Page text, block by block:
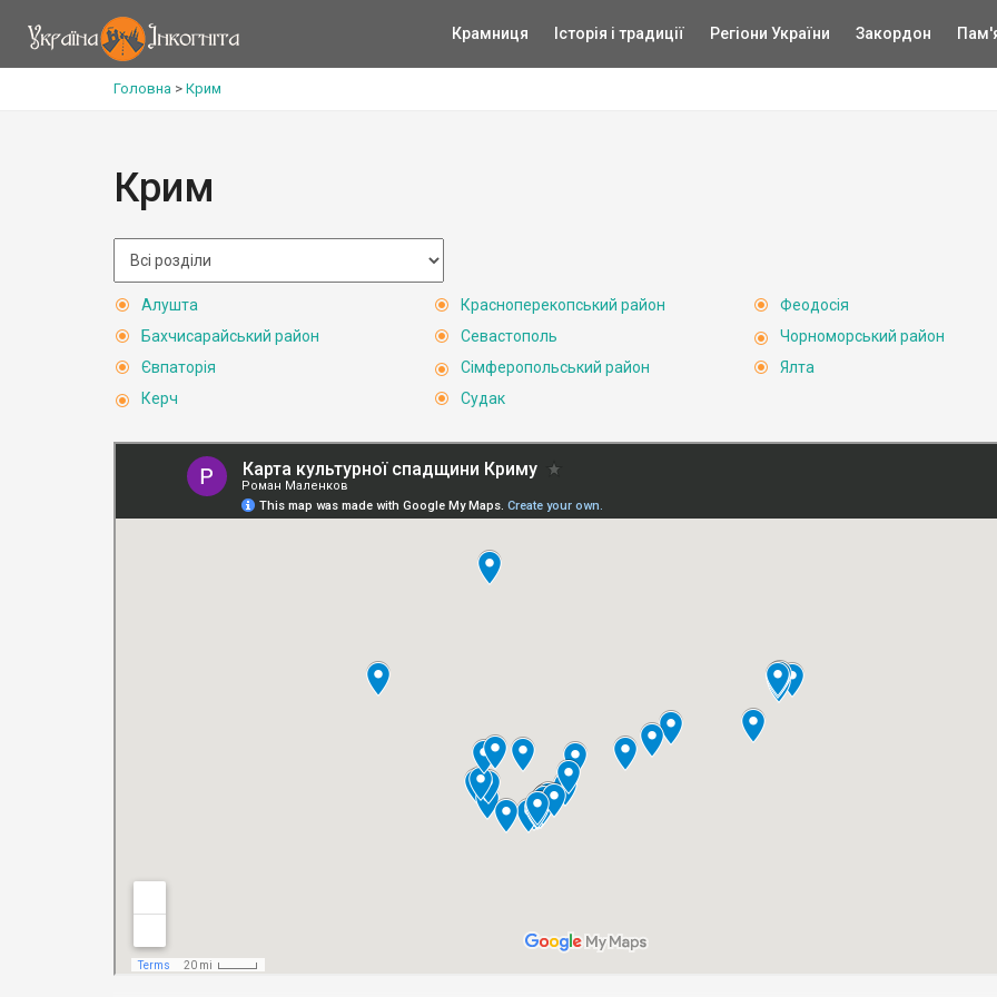
Крамниця Історія і традиції Регіони України Закордон
Головна > Крим
Крим
Алушта
Бахчисарайський район
Євпаторія
Керч
Красноперекопський район
Севастополь
Сімферопольський район
Судак
Феодосія
Чорноморський район
Ялта